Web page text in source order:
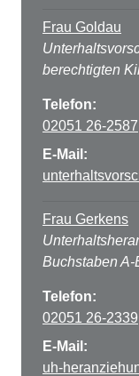
Frau Goldau
berechtigten
Telefon:
02051 26-2587
E-Mail:
Frau Gerkens
Buchstaben
Telefon:
02051 26-2339
E-Mail:
uh-